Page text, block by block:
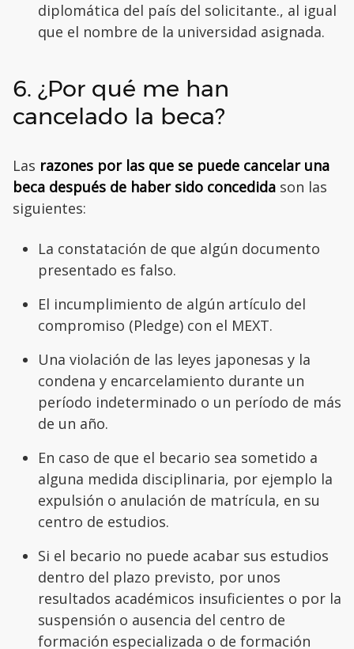
diplomática del país del solicitante., al igual
que el nombre de la universidad asignada.
6. ¿Por qué me han
cancelado la beca?
Las razones por las que se puede cancelar una
beca después de haber sido concedida son las
siguientes:
La constatación de que algún documento
presentado es falso.
El incumplimiento de algún artículo del
compromiso (Pledge) con el MEXT.
Una violación de las leyes japonesas y la
condena y encarcelamiento durante un
período indeterminado o un período de más
de un año.
En caso de que el becario sea sometido a
alguna medida disciplinaria, por ejemplo la
expulsión o anulación de matrícula, en su
centro de estudios.
Si el becario no puede acabar sus estudios
dentro del plazo previsto, por unos
resultados académicos insuficientes o por la
suspensión o ausencia del centro de
formación especializada o de formación